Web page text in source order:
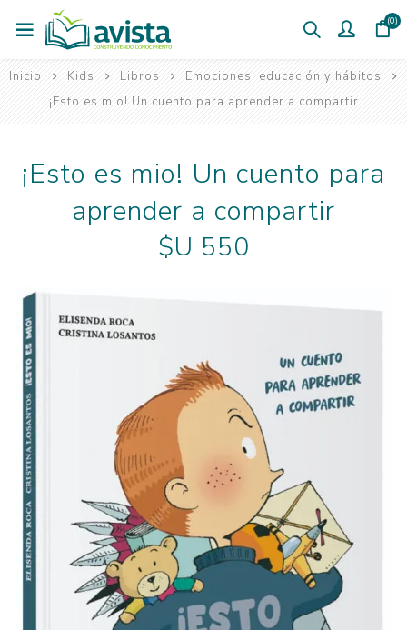
(0)
Inicio Kids Libros
Emociones, educación y hábitos
¡Esto es mio! Un cuento para aprender a compartir
¡Esto es mio! Un cuento para
aprender a compartir
$U 550